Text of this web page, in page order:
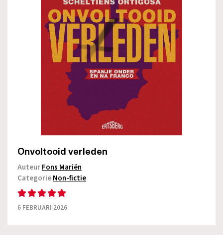
Onvoltooid verleden
AuteurFons Mariën
CategorieNon-fictie
6 FEBRUARI 2026